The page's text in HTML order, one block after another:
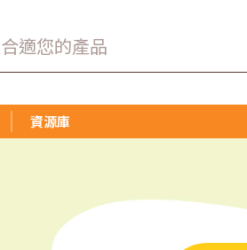
資源庫